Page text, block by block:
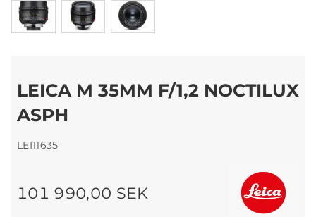
LEICA M 35MM F/1,2 NOCTILUX
ASPH
LEI11635
101 990,00 SEK